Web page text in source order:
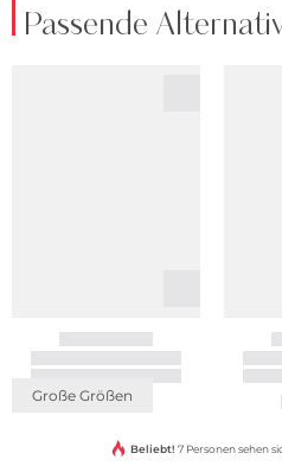
Passende
Große Größen
Beliebt! 7 Personen sehen